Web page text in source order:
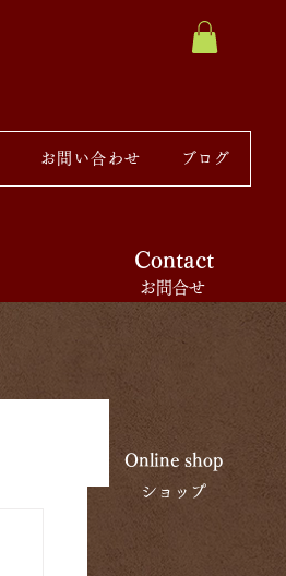
Contact
お問合せ
Online shop
​ショップ
お問い合わせ ブログ